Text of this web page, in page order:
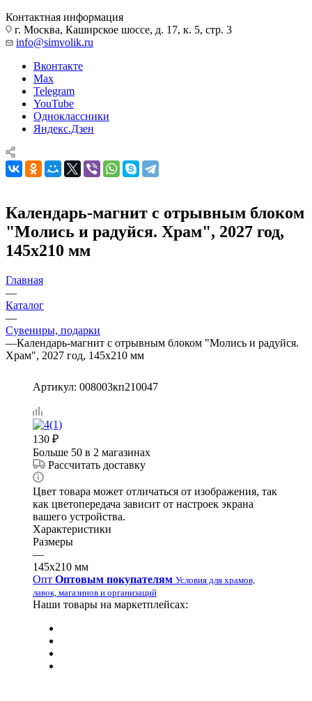
Контактная информация
г. Москва, Каширское шоссе, д. 17, к. 5, стр. 3
info@simvolik.ru
Вконтакте
Max
Telegram
YouTube
Одноклассники
Яндекс.Дзен
Календарь-магнит с отрывным блоком
"Молись и радуйся. Храм", 2027 год,
145х210 мм
Главная
—
Каталог
—
Сувениры, подарки
—Календарь-магнит с отрывным блоком "Молись и радуйся.
Храм", 2027 год, 145х210 мм
Артикул: 008003кп210047
130 ₽
Больше 50 в 2 магазинах
Рассчитать доставку
Цвет товара может отличаться от изображения, так
как цветопередача зависит от настроек экрана
вашего устройства.
Характеристики
Размеры
—
145х210 мм
Опт Оптовым покупателям Условия для храмов,
лавок, магазинов и организаций
Наши товары на маркетплейсах: